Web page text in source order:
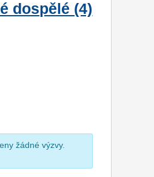
dospělé (4)
žádné výzvy.